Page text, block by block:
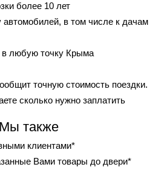
более 10 лет
в том числе к дачам
любую точку Крыма
точную стоимость поездки.
сколько нужно заплатить
Мы также
клиентами*
Вами товары до двери*